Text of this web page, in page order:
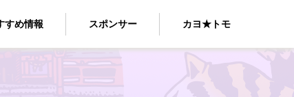
すめ情報 スポンサー カヨ★トモ